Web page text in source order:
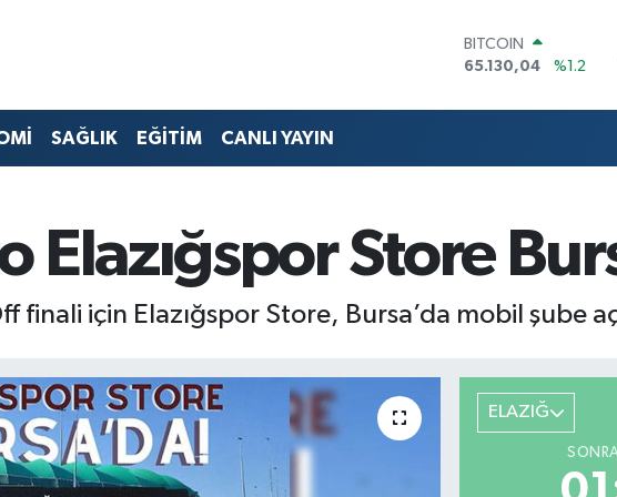
DOLAR
47,7069
%0.17
55,0265
%0.01
13.887
%64
BITCOIN
SAĞLIK EĞİTİM CANLI YAYIN
Elazığspor Store
finali için Elazığspor Store, Bursa’da mobil şube
ELAZIĞ